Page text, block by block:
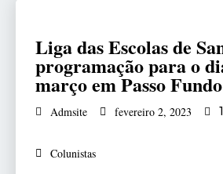
Liga das Escolas de
programação para o
março em Passo Fundo
Admsite fevereiro 2, 2023
Colunistas